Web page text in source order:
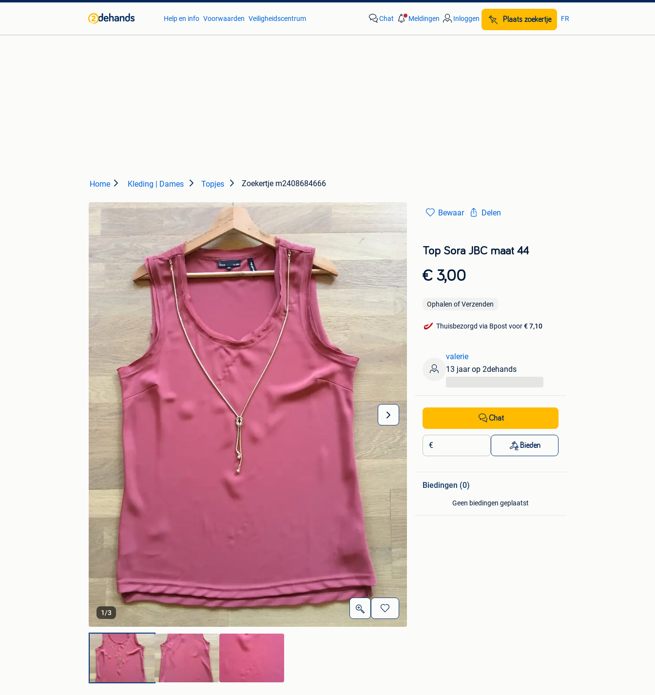
Help en info Voorwaarden Veiligheidscentrum Chat Meldingen Inloggen Plaats zoekertje FR
Home Kleding | Dames Topjes Zoekertje m2408684666
1/3
Bewaar Delen
Top Sora JBC maat 44
€ 3,00
Ophalen of Verzenden
Thuisbezorgd via Bpost voor€ 7,10
valerie
13 jaar op 2dehands
Chat
€ Bieden
Biedingen (0)
Geen biedingen geplaatst